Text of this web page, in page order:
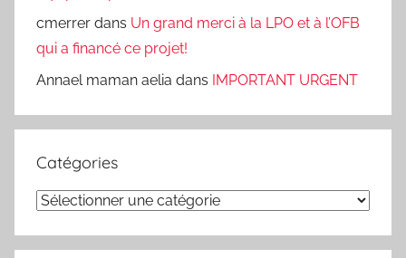
cmerrer dans Un grand merci à la LPO et à l’OFB
qui a financé ce projet!
Annael maman aelia dans IMPORTANT URGENT
Catégories
Catégories